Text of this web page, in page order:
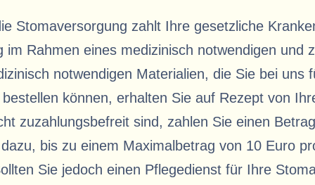
Stomaversorgung zahlt Ihre gesetzliche
im Rahmen eines medizinisch notwendigen und
notwendigen Materialien, die Sie bei uns
können, erhalten Sie auf Rezept von
zuzahlungsbefreit sind, zahlen Sie einen
bis zu einem Maximalbetrag von 10 Euro
Sie jedoch einen Pflegedienst für Ihre